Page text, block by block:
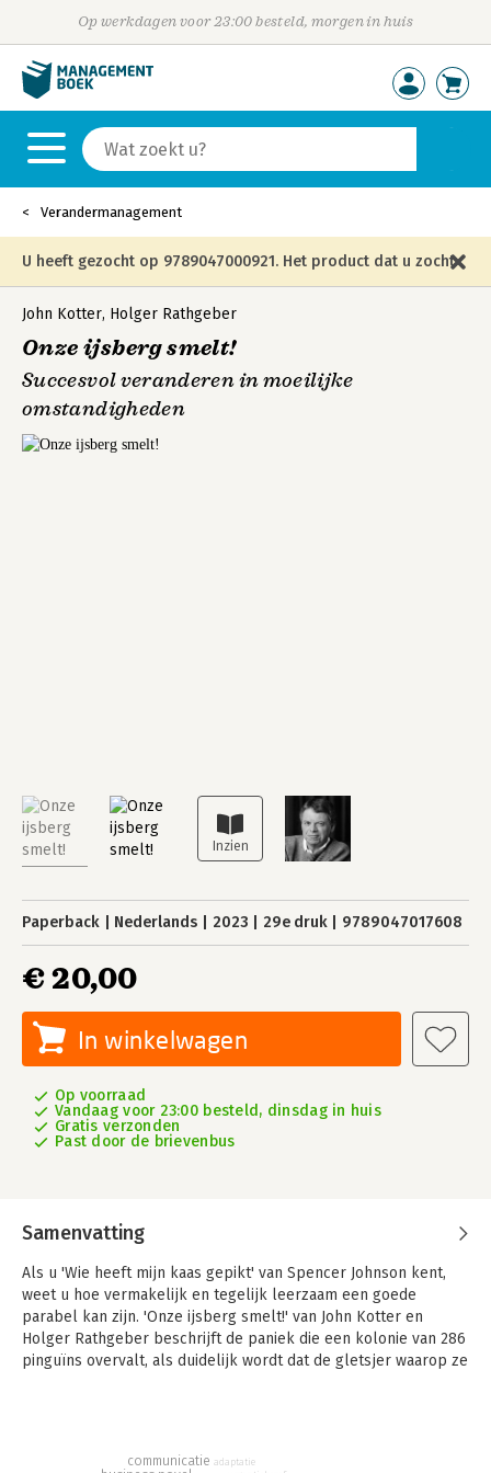
Op werkdagen voor 23:00 besteld, morgen in huis
Verandermanagement
U heeft gezocht op 9789047000921. Het product dat u zocht
is niet meer in die editie leverbaar en is vervangen door de
onderstaande editie.
John Kotter, Holger Rathgeber
Onze ijsberg smelt!
Succesvol veranderen in moeilijke
omstandigheden
Paperback Nederlands 2023 29e druk 9789047017608
€ 20,00
In winkelwagen
Op voorraad
Vandaag voor 23:00 besteld, dinsdag in huis
Gratis verzonden
Past door de brievenbus
Samenvatting
Als u 'Wie heeft mijn kaas gepikt' van Spencer Johnson kent,
weet u hoe vermakelijk en tegelijk leerzaam een goede
parabel kan zijn. 'Onze ijsberg smelt!' van John Kotter en
Holger Rathgeber beschrijft de paniek die een kolonie van 286
pinguïns overvalt, als duidelijk wordt dat de gletsjer waarop ze
samenwerking de enige manier is om de problemen duurzaam
communicatie adaptatie